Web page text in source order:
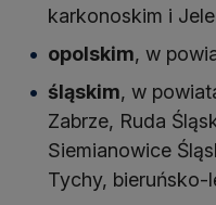
karkonoskim i
opolskim, w
śląskim, w
Zabrze, Ruda
Siemianowice
Tychy, bieruńsko-